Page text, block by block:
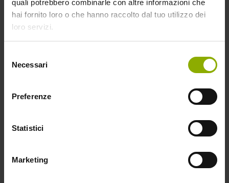
quali potrebbero combinarle con altre informazioni che
hai fornito loro o che hanno raccolto dal tuo utilizzo dei
loro servizi.
delNecessari
Preferenze
Statistici
Marketing
Genere Animazione
Classificazione